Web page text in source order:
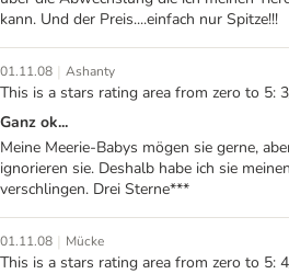
kann. Und der Preis....einfach nur Spitze!!!
01.11.08 | Ashanty
This is a stars rating area from zero to 5:
Ganz ok...
Meine Meerie-Babys mögen sie gerne,
ignorieren sie. Deshalb habe ich sie
verschlingen. Drei Sterne***
01.11.08 | Mücke
This is a stars rating area from zero to 5: